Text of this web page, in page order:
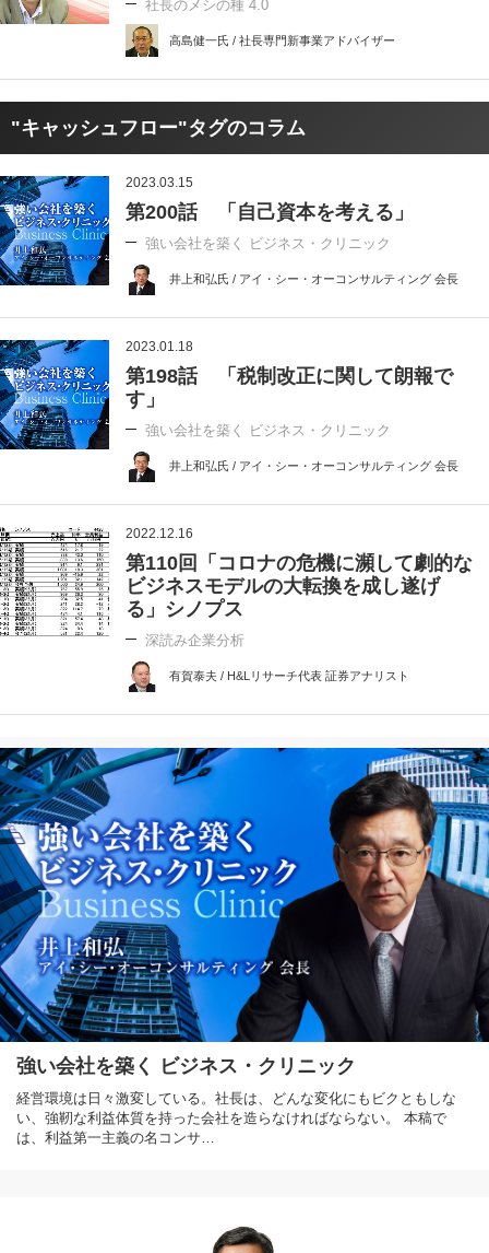
社長のメシの種 4.0
高島健一氏 / 社長専門新事業アドバイザー
"キャッシュフロー"タグのコラム
2023.03.15
第200話 「自己資本を考える」
強い会社を築く ビジネス・クリニック
井上和弘氏 / アイ・シー・オーコンサルティング 会長
2023.01.18
第198話 「税制改正に関して朗報で
す」
強い会社を築く ビジネス・クリニック
井上和弘氏 / アイ・シー・オーコンサルティング 会長
2022.12.16
第110回「コロナの危機に瀕して劇的な
ビジネスモデルの大転換を成し遂げ
る」シノプス
深読み企業分析
有賀泰夫 / H&Lリサーチ代表 証券アナリスト
強い会社を築く ビジネス・クリニック
経営環境は日々激変している。社長は、どんな変化にもビクともしな
い、強靭な利益体質を持った会社を造らなければならない。 本稿で
は、利益第一主義の名コンサ…